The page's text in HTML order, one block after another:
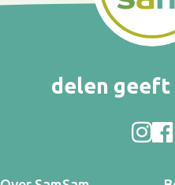
delen geeft